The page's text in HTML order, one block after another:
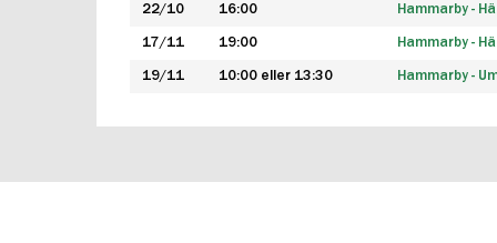
22/10 16:00 Hammarby -
17/11 19:00 Hammarby -
19/11 10:00 eller 13:30 Hammarby -